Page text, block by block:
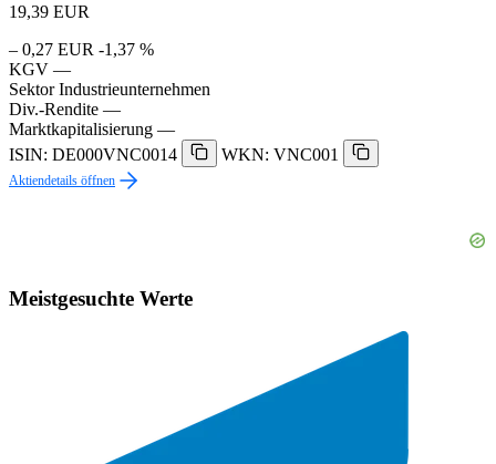
19,39 EUR
– 0,27 EUR -1,37 %
KGV —
Sektor Industrieunternehmen
Div.-Rendite —
Marktkapitalisierung —
ISIN: DE000VNC0014
WKN: VNC001
Aktiendetails öffnen
Meistgesuchte Werte